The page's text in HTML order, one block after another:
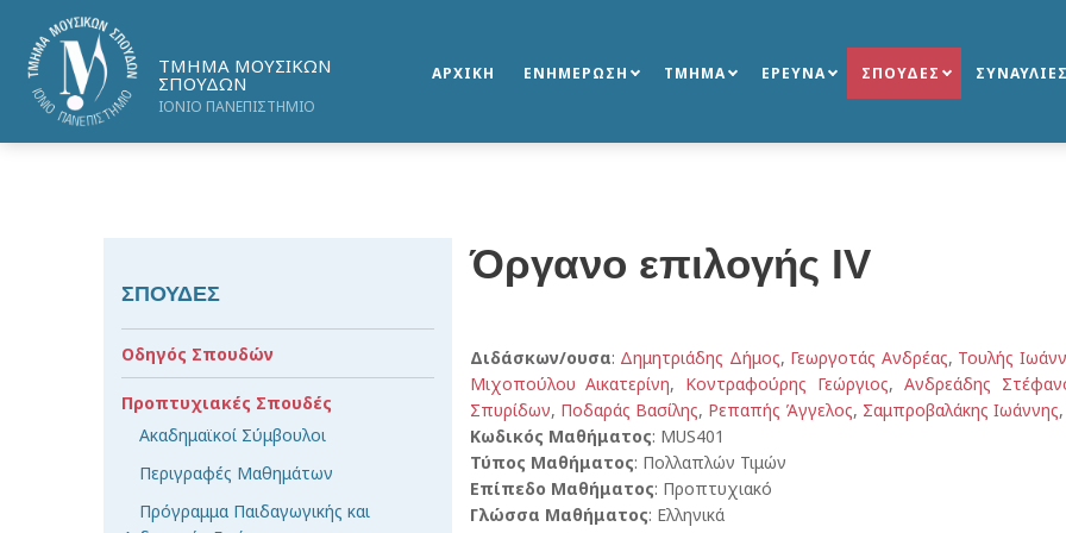
ΤΜΗΜΑ ΜΟΥΣΙΚΩΝ
ΣΠΟΥΔΩΝ
ΙΟΝΙΟ ΠΑΝΕΠΙΣΤΗΜΙΟ
ΑΡΧΙΚΗ ΕΝΗΜΕΡΩΣΗ ΤΜΗΜΑ ΕΡΕΥΝΑ ΣΠΟΥΔΕΣ ΣΥΝΑΥΛΙΕΣ
Όργανο επιλογής ΙV
Διδάσκων/ουσα: Δημητριάδης Δήμος, Γεωργοτάς Ανδρέας, Τουλής
Μιχοπούλου Αικατερίνη, Κοντραφούρης Γεώργιος, Ανδρεάδης
Σπυρίδων, Ποδαράς Βασίλης, Ρεπαπής Άγγελος, Σαμπροβαλάκης Ιωάννης,
Κωδικός Μαθήματος: MUS401
Τύπος Μαθήματος: Πολλαπλών Τιμών
Επίπεδο Μαθήματος: Προπτυχιακό
Γλώσσα Μαθήματος: Ελληνικά
ΣΠΟΥΔΕΣ
Οδηγός Σπουδών
Προπτυχιακές Σπουδές
Ακαδημαϊκοί Σύμβουλοι
Περιγραφές Μαθημάτων
Πρόγραμμα Παιδαγωγικής και